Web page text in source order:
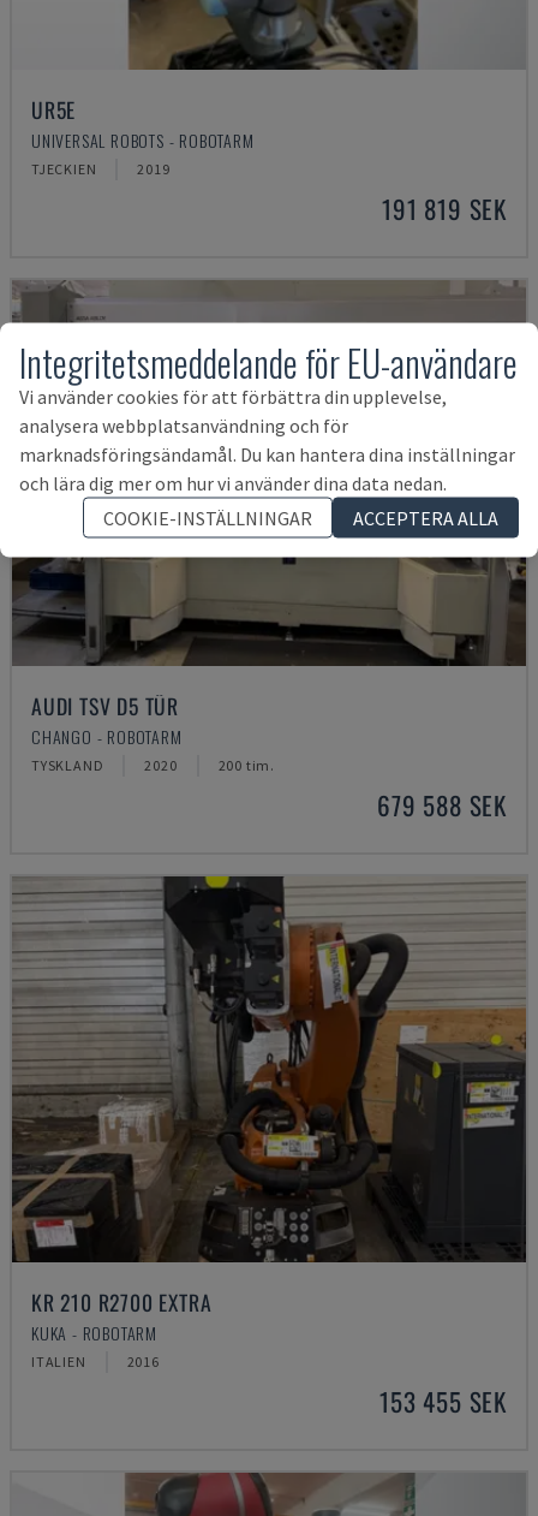
UR5E
UNIVERSAL ROBOTS - ROBOTARM
TJECKIEN 2019
191 819 SEK
AUDI TSV D5 TÜR
CHANGO - ROBOTARM
TYSKLAND 2020 200 tim.
679 588 SEK
KR 210 R2700 EXTRA
KUKA - ROBOTARM
ITALIEN 2016
153 455 SEK
Integritetsmeddelande för EU-användare
Vi använder cookies för att förbättra din upplevelse,
analysera webbplatsanvändning och för
marknadsföringsändamål. Du kan hantera dina inställningar
och lära dig mer om hur vi använder dina data nedan.
COOKIE-INSTÄLLNINGAR
ACCEPTERA ALLA